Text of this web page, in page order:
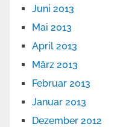
Juni 2013
Mai 2013
April 2013
März 2013
Februar 2013
Januar 2013
Dezember 2012